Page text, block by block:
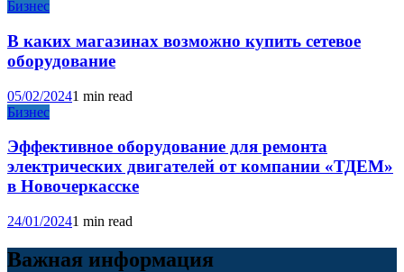
Бизнес
В каких магазинах возможно купить сетевое
оборудование
05/02/20241 min read
Бизнес
Эффективное оборудование для ремонта
электрических двигателей от компании «ТДЕМ»
в Новочеркасске
24/01/20241 min read
Важная информация